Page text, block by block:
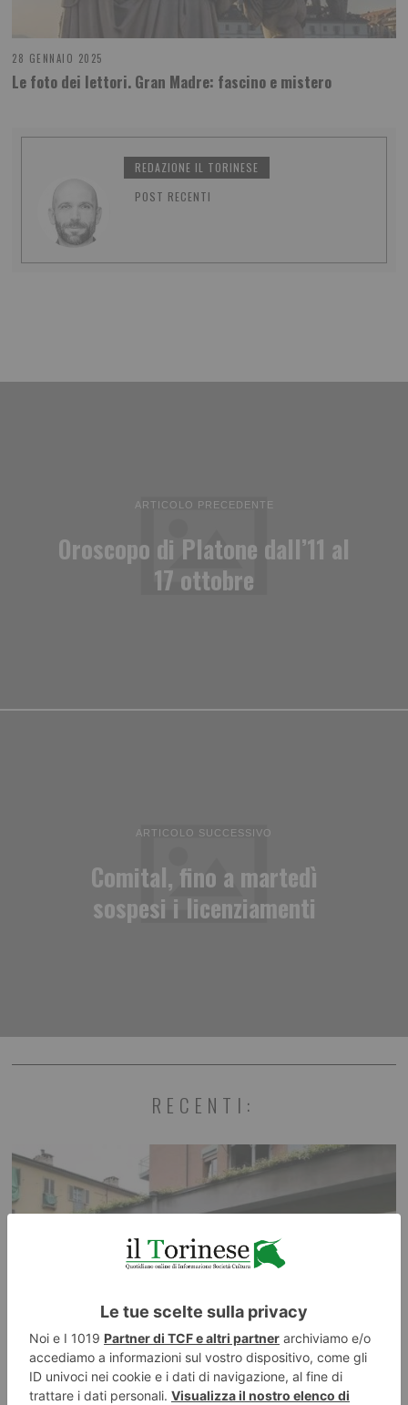
28 GENNAIO 2025
Le foto dei lettori. Gran Madre: fascino e mistero
REDAZIONE IL TORINESE
POST RECENTI
ARTICOLO PRECEDENTE
Oroscopo di Platone dall’11 al
17 ottobre
ARTICOLO SUCCESSIVO
Comital, fino a martedì
sospesi i licenziamenti
RECENTI: